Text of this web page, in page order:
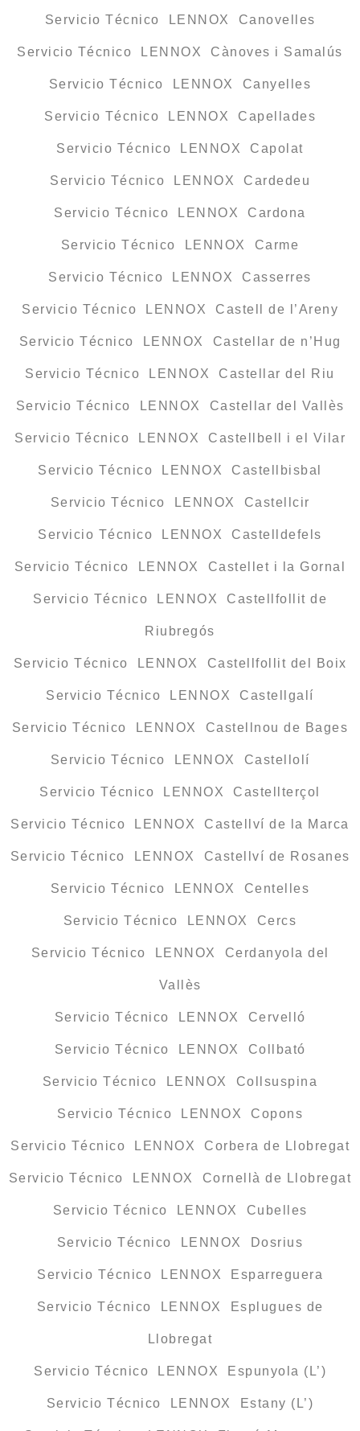
Servicio Técnico LENNOX Canovelles
Servicio Técnico LENNOX Cànoves i Samalús
Servicio Técnico LENNOX Canyelles
Servicio Técnico LENNOX Capellades
Servicio Técnico LENNOX Capolat
Servicio Técnico LENNOX Cardedeu
Servicio Técnico LENNOX Cardona
Servicio Técnico LENNOX Carme
Servicio Técnico LENNOX Casserres
Servicio Técnico LENNOX Castell de l’Areny
Servicio Técnico LENNOX Castellar de n’Hug
Servicio Técnico LENNOX Castellar del Riu
Servicio Técnico LENNOX Castellar del Vallès
Servicio Técnico LENNOX Castellbell i el Vilar
Servicio Técnico LENNOX Castellbisbal
Servicio Técnico LENNOX Castellcir
Servicio Técnico LENNOX Castelldefels
Servicio Técnico LENNOX Castellet i la Gornal
Servicio Técnico LENNOX Castellfollit de
Riubregós
Servicio Técnico LENNOX Castellfollit del Boix
Servicio Técnico LENNOX Castellgalí
Servicio Técnico LENNOX Castellnou de Bages
Servicio Técnico LENNOX Castellolí
Servicio Técnico LENNOX Castellterçol
Servicio Técnico LENNOX Castellví de la Marca
Servicio Técnico LENNOX Castellví de Rosanes
Servicio Técnico LENNOX Centelles
Servicio Técnico LENNOX Cercs
Servicio Técnico LENNOX Cerdanyola del
Vallès
Servicio Técnico LENNOX Cervelló
Servicio Técnico LENNOX Collbató
Servicio Técnico LENNOX Collsuspina
Servicio Técnico LENNOX Copons
Servicio Técnico LENNOX Corbera de Llobregat
Servicio Técnico LENNOX Cornellà de Llobregat
Servicio Técnico LENNOX Cubelles
Servicio Técnico LENNOX Dosrius
Servicio Técnico LENNOX Esparreguera
Servicio Técnico LENNOX Esplugues de
Llobregat
Servicio Técnico LENNOX Espunyola (L’)
Servicio Técnico LENNOX Estany (L’)